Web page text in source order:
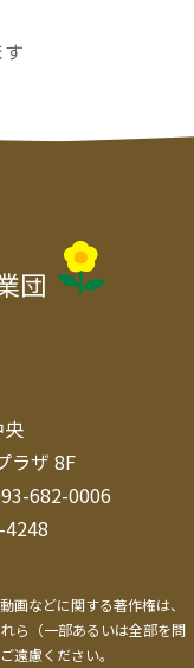
団
ラザ 8F
682-0006
4248
画などに関する著作権は、
れら（一部あるいは全部を問
遠慮ください。